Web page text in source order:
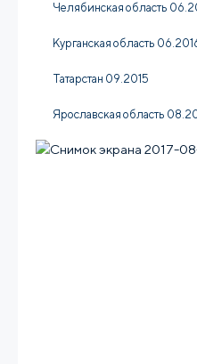
Челябинская область
Курганская область
Татарстан 09.2015
Ярославская область